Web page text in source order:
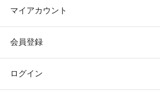
マイアカウント
会員登録
ログイン